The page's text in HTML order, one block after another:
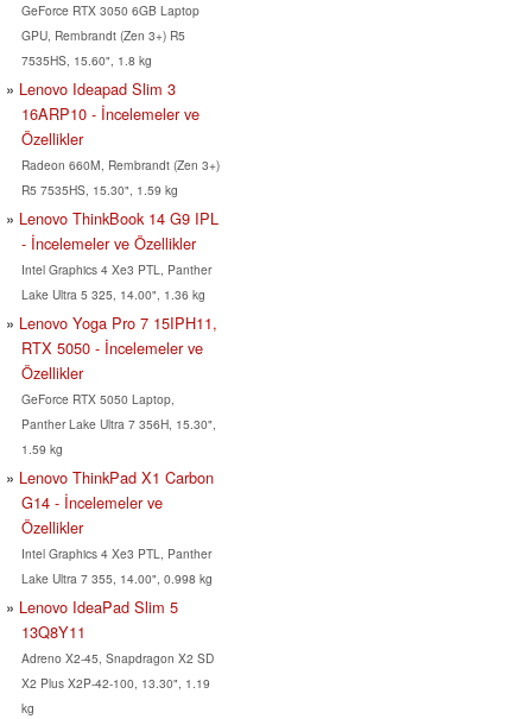
GeForce RTX 3050 6GB Laptop
GPU, Rembrandt (Zen 3+) R5
7535HS, 15.60", 1.8 kg
Lenovo Ideapad Slim 3
16ARP10 - İncelemeler ve
Özellikler
Radeon 660M, Rembrandt (Zen 3+)
R5 7535HS, 15.30", 1.59 kg
Lenovo ThinkBook 14 G9 IPL
- İncelemeler ve Özellikler
Intel Graphics 4 Xe3 PTL, Panther
Lake Ultra 5 325, 14.00", 1.36 kg
Lenovo Yoga Pro 7 15IPH11,
RTX 5050 - İncelemeler ve
Özellikler
GeForce RTX 5050 Laptop,
Panther Lake Ultra 7 356H, 15.30",
1.59 kg
Lenovo ThinkPad X1 Carbon
G14 - İncelemeler ve
Özellikler
Intel Graphics 4 Xe3 PTL, Panther
Lake Ultra 7 355, 14.00", 0.998 kg
Lenovo IdeaPad Slim 5
13Q8Y11
Adreno X2-45, Snapdragon X2 SD
X2 Plus X2P-42-100, 13.30", 1.19
kg